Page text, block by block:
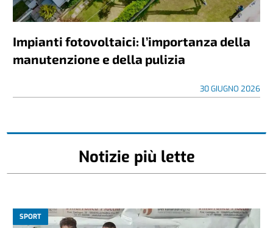
Impianti fotovoltaici: l’importanza della
manutenzione e della pulizia
30 GIUGNO 2026
Notizie più lette
SPORT